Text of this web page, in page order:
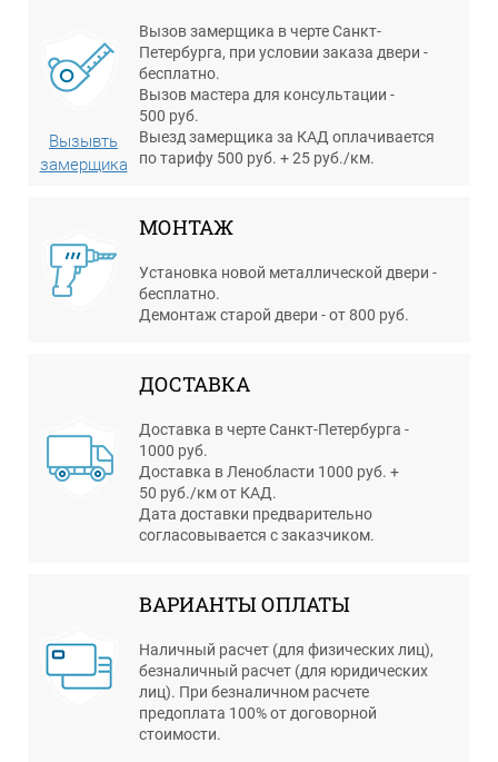
Вызывть
замерщика
Вызов замерщика в черте Санкт-
Петербурга, при условии заказа двери -
бесплатно.
Вызов мастера для консультации -
500 руб.
Выезд замерщика за КАД оплачивается
по тарифу 500 руб. + 25 руб./км.
МОНТАЖ
Установка новой металлической двери -
бесплатно.
Демонтаж старой двери - от 800 руб.
ДОСТАВКА
Доставка в черте Санкт-Петербурга -
1000 руб.
Доставка в Ленобласти 1000 руб. +
50 руб./км от КАД.
Дата доставки предварительно
согласовывается с заказчиком.
ВАРИАНТЫ ОПЛАТЫ
Наличный расчет (для физических лиц),
безналичный расчет (для юридических
лиц). При безналичном расчете
предоплата 100% от договорной
стоимости.